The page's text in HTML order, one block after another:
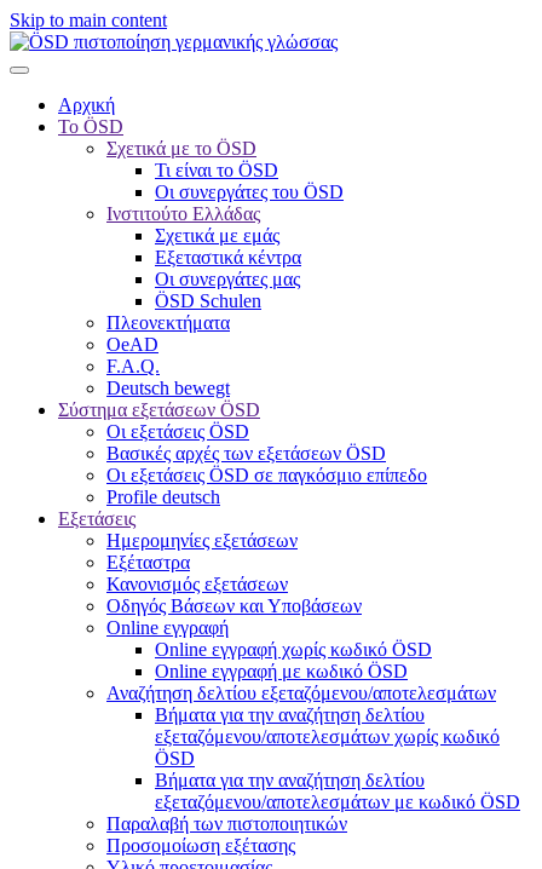
Skip to main content
Αρχική
Το ÖSD
Σχετικά με το ÖSD
Τι είναι το ÖSD
Οι συνεργάτες του ÖSD
Ινστιτούτο Ελλάδας
Σχετικά με εμάς
Εξεταστικά κέντρα
Οι συνεργάτες μας
ÖSD Schulen
Πλεονεκτήματα
OeAD
F.A.Q.
Deutsch bewegt
Σύστημα εξετάσεων ÖSD
Οι εξετάσεις ÖSD
Βασικές αρχές των εξετάσεων ÖSD
Οι εξετάσεις ÖSD σε παγκόσμιο επίπεδο
Profile deutsch
Εξετάσεις
Ημερομηνίες εξετάσεων
Εξέταστρα
Κανονισμός εξετάσεων
Οδηγός Βάσεων και Υποβάσεων
Online εγγραφή
Online εγγραφή χωρίς κωδικό ÖSD
Online εγγραφή με κωδικό ÖSD
Αναζήτηση δελτίου εξεταζόμενου/αποτελεσμάτων
Βήματα για την αναζήτηση δελτίου
εξεταζόμενου/αποτελεσμάτων χωρίς κωδικό
ÖSD
Βήματα για την αναζήτηση δελτίου
εξεταζόμενου/αποτελεσμάτων με κωδικό ÖSD
Παραλαβή των πιστοποιητικών
Προσομοίωση εξέτασης